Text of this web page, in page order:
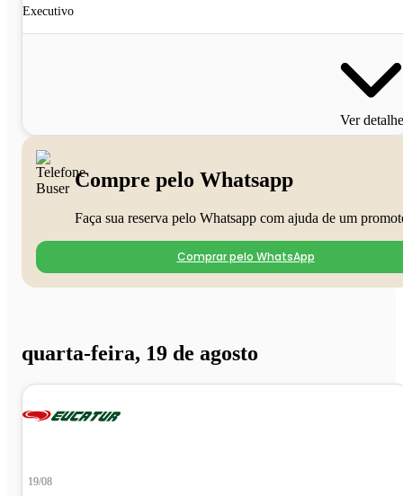
Executivo
Ver
Compre pelo Whatsapp
Faça sua reserva pelo Whatsapp com ajuda de um
Comprar pelo WhatsApp
quarta-feira, 19 de agosto
19/08